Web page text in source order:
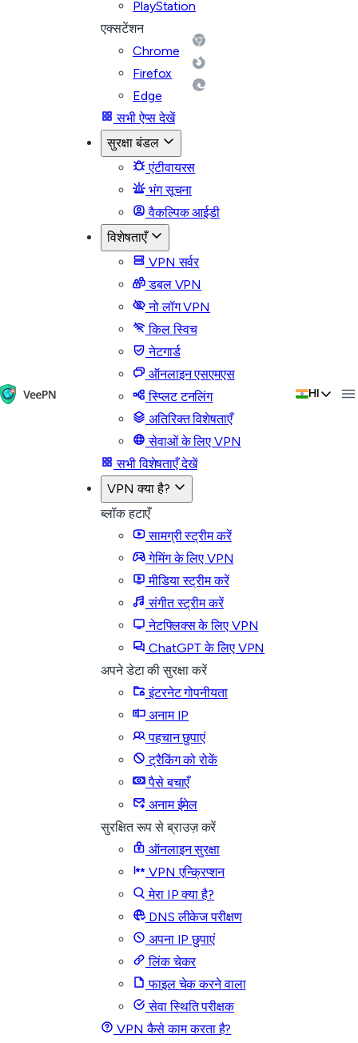
PlayStation
एक्सटेंशन
Chrome
Firefox
Edge
सभी ऐप्स देखें
सुरक्षा बंडल
एंटीवायरस
भंग सूचना
वैकल्पिक आईडी
विशेषताएँ
VPN सर्वर
डबल VPN
नो लॉग VPN
किल स्विच
नेटगार्ड
ऑनलाइन एसएमएस
स्प्लिट टनलिंग
अतिरिक्त विशेषताएँ
सेवाओं के लिए VPN
सभी विशेषताएँ देखें
VPN क्या है?
ब्लॉक हटाएँ
सामग्री स्ट्रीम करें
गेमिंग के लिए VPN
मीडिया स्ट्रीम करें
संगीत स्ट्रीम करें
नेटफ्लिक्स के लिए VPN
ChatGPT के लिए VPN
अपने डेटा की सुरक्षा करें
इंटरनेट गोपनीयता
अनाम IP
पहचान छुपाएं
ट्रैकिंग को रोकें
पैसे बचाएँ
अनाम ईमेल
सुरक्षित रूप से ब्राउज़ करें
ऑनलाइन सुरक्षा
VPN एन्क्रिप्शन
मेरा IP क्या है?
DNS लीकेज परीक्षण
अपना IP छुपाएं
लिंक चेकर
फाइल चेक करने वाला
सेवा स्थिति परीक्षक
VPN कैसे काम करता है?
HI